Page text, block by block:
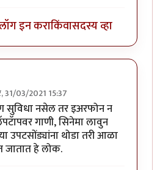
इन कराकिंवासदस्य व्हा
31/03/2021 15:37
निर्णय विचाराधीनbyहेमंतकुमार
सुविधा नसेल तर इअरफोन न
गाणी, सिनेमा लावुन
उपटसोंड्यांना थोडा तरी आळा
जातात हे लोक.